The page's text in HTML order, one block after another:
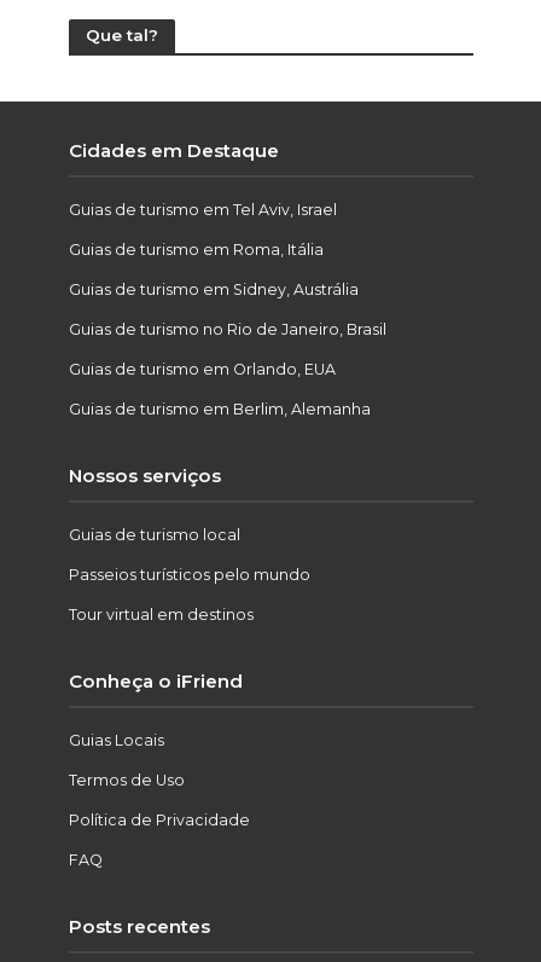
Que tal?
Cidades em Destaque
Guias de turismo em Tel Aviv, Israel
Guias de turismo em Roma, Itália
Guias de turismo em Sidney, Austrália
Guias de turismo no Rio de Janeiro, Brasil
Guias de turismo em Orlando, EUA
Guias de turismo em Berlim, Alemanha
Nossos serviços
Guias de turismo local
Passeios turísticos pelo mundo
Tour virtual em destinos
Conheça o iFriend
Guias Locais
Termos de Uso
Política de Privacidade
FAQ
Posts recentes